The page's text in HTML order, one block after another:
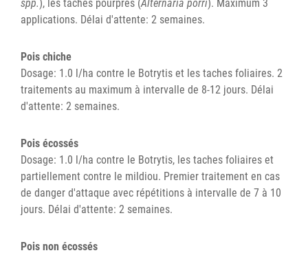
spp.), les taches pourpres (Alternaria porri). Maximum 3
applications. Délai d'attente: 2 semaines.
Pois chiche
Dosage: 1.0 l/ha contre le Botrytis et les taches foliaires. 2
traitements au maximum à intervalle de 8-12 jours. Délai
d'attente: 2 semaines.
Pois écossés
Dosage: 1.0 l/ha contre le Botrytis, les taches foliaires et
partiellement contre le mildiou. Premier traitement en cas
de danger d'attaque avec répétitions à intervalle de 7 à 10
jours. Délai d'attente: 2 semaines.
Pois non écossés